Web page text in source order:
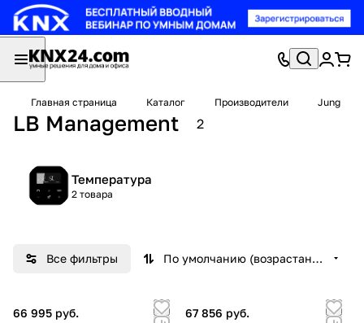
Главная страница Каталог Производители Jung
LB Management 2
Температура
2 товара
Все фильтры По умолчанию (возрастание)
66 995 руб.
67 856 руб.